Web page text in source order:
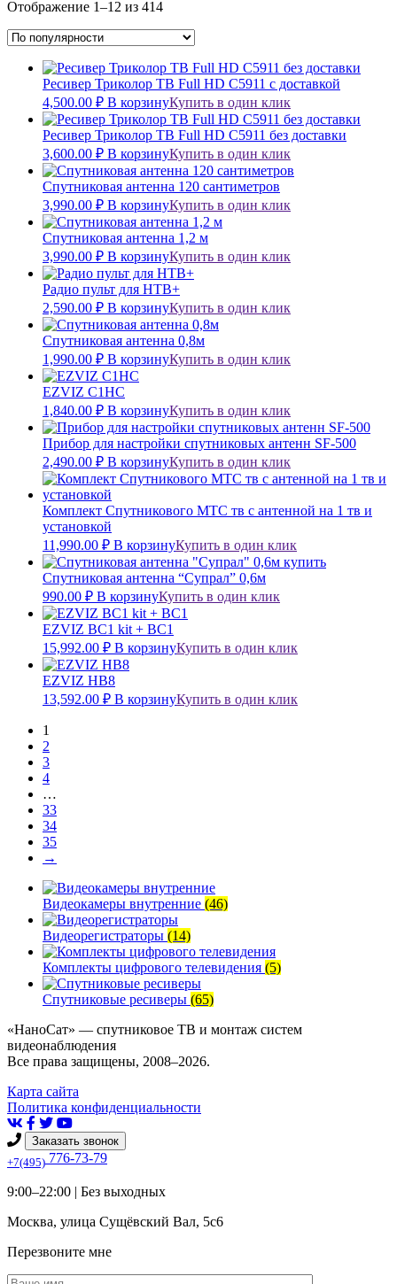
Отображение 1–12 из 414
Ресивер Триколор ТВ Full HD С5911 c доставкой
4,500.00 ₽ В корзинуКупить в один клик
Ресивер Триколор ТВ Full HD C5911 без доставки
3,600.00 ₽ В корзинуКупить в один клик
Спутниковая антенна 120 сантиметров
3,990.00 ₽ В корзинуКупить в один клик
Спутниковая антенна 1,2 м
3,990.00 ₽ В корзинуКупить в один клик
Радио пульт для НТВ+
2,590.00 ₽ В корзинуКупить в один клик
Спутниковая антенна 0,8м
1,990.00 ₽ В корзинуКупить в один клик
EZVIZ C1HC
1,840.00 ₽ В корзинуКупить в один клик
Прибор для настройки спутниковых антенн SF-500
2,490.00 ₽ В корзинуКупить в один клик
Комплект Спутникового МТС тв с антенной на 1 тв и
установкой
11,990.00 ₽ В корзинуКупить в один клик
Спутниковая антенна “Супрал” 0,6м
990.00 ₽ В корзинуКупить в один клик
EZVIZ BC1 kit + BC1
15,992.00 ₽ В корзинуКупить в один клик
EZVIZ HB8
13,592.00 ₽ В корзинуКупить в один клик
1
2
3
4
…
33
34
35
→
Видеокамеры внутренние (46)
Видеорегистраторы (14)
Комплекты цифрового телевидения (5)
Спутниковые ресиверы (65)
«НаноСат» — спутниковое ТВ и монтаж систем
видеонаблюдения
Все права защищены, 2008–2026.
Карта сайта
Политика конфиденциальности
Заказать звонок
+7(495) 776-73-79
9:00–22:00 | Без выходных
Москва, улица Сущёвский Вал, 5с6
Перезвоните мне